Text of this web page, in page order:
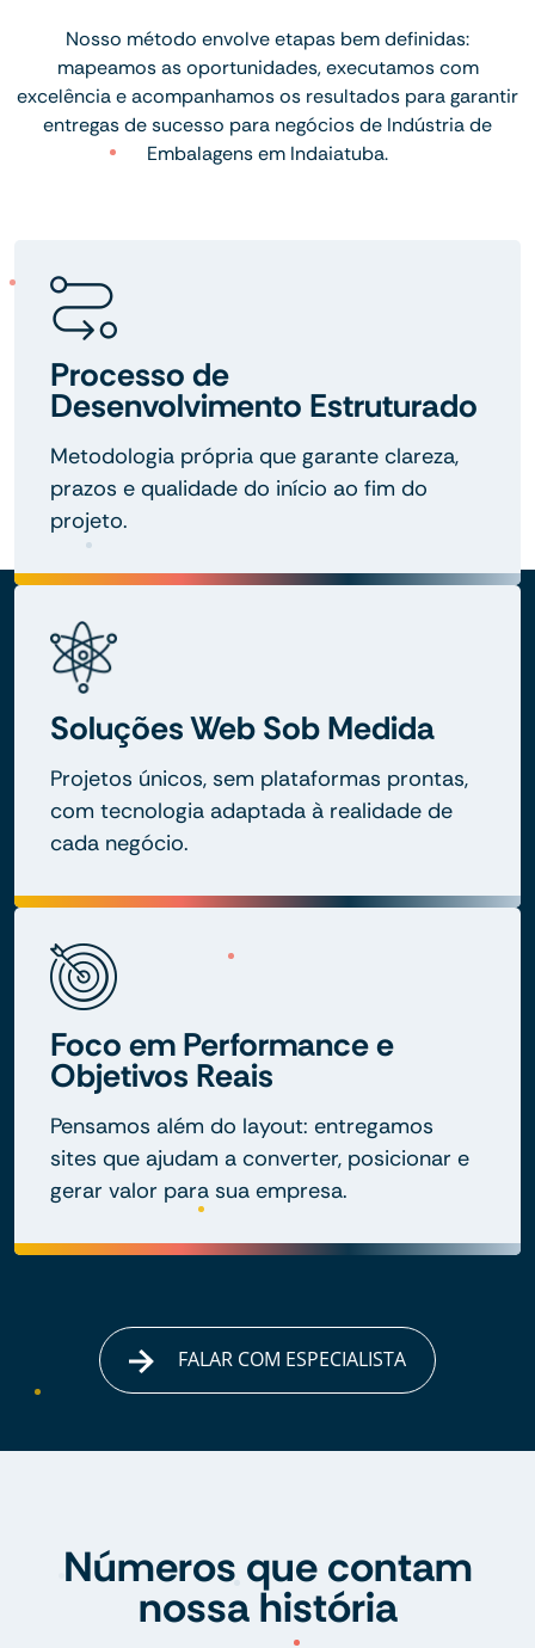
Nosso método envolve etapas bem definidas:
mapeamos as oportunidades, executamos com
excelência e acompanhamos os resultados para garantir
entregas de sucesso para negócios de Indústria de
Embalagens em Indaiatuba.
Processo de
Desenvolvimento Estruturado
Metodologia própria que garante clareza,
prazos e qualidade do início ao fim do
projeto.
Soluções Web Sob Medida
Projetos únicos, sem plataformas prontas,
com tecnologia adaptada à realidade de
cada negócio.
Foco em Performance e
Objetivos Reais
Pensamos além do layout: entregamos
sites que ajudam a converter, posicionar e
gerar valor para sua empresa.
FALAR COM ESPECIALISTA
Números que contam
nossa história